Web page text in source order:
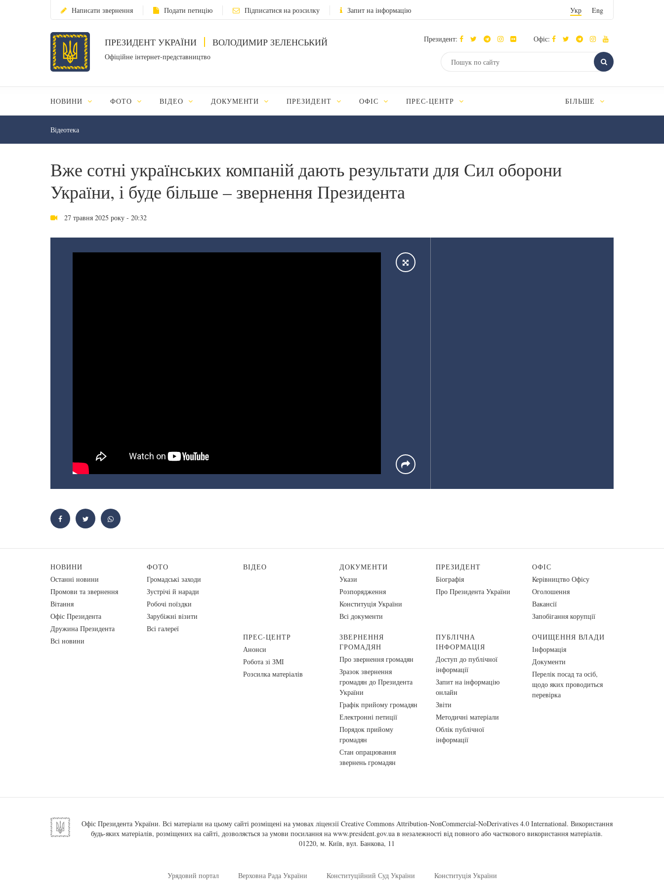
Написати звернення Подати петицію Підписатися на розсилку Запит на інформацію Укр Eng
ПРЕЗИДЕНТ УКРАЇНИ ВОЛОДИМИР ЗЕЛЕНСЬКИЙ
Офіційне інтернет-представництво
Президент: Офіс:
НОВИНИ ФОТО ВІДЕО ДОКУМЕНТИ ПРЕЗИДЕНТ ОФІС ПРЕС-ЦЕНТР БІЛЬШЕ
Відеотека
Вже сотні українських компаній дають результати для Сил оборони
України, і буде більше – звернення Президента
27 травня 2025 року - 20:32
НОВИНИ
Останні новини
Промови та звернення
Вiтання
Офіс Президента
Дружина Президента
Всі новини
ФОТО
Громадські заходи
Зустрічі й наради
Робочі поїздки
Зарубіжні візити
Всі галереї
ВІДЕО
ДОКУМЕНТИ
Укази
Розпорядження
Конституція України
Всі документи
ПРЕЗИДЕНТ
Біографія
Про Президента України
ОФІС
Керівництво Офісу
Оголошення
Вакансії
Запобігання корупції
ПРЕС-ЦЕНТР
Анонси
Робота зі ЗМІ
Розсилка матеріалів
ЗВЕРНЕННЯ
ГРОМАДЯН
Про звернення громадян
Зразок звернення
громадян до Президента
України
Графік прийому громадян
Електронні петиції
Порядок прийому
громадян
Стан опрацювання
звернень громадян
ПУБЛІЧНА
ІНФОРМАЦІЯ
Доступ до публічної
інформації
Запит на інформацію
онлайн
Звіти
Методичні матеріали
Облік публічної
інформації
ОЧИЩЕННЯ ВЛАДИ
Інформація
Документи
Перелік посад та осіб,
щодо яких проводиться
перевірка
Офіс Президента України. Всі матеріали на цьому сайті розміщені на умовах ліцензії Creative Commons Attribution-NonCommercial-NoDerivatives 4.0 International. Використання
будь-яких матеріалів, розміщених на сайті, дозволяється за умови посилання на www.president.gov.ua в незалежності від повного або часткового використання матеріалів.
01220, м. Київ, вул. Банкова, 11
Урядовий портал Верховна Рада України Конституційний Суд України Конституція України